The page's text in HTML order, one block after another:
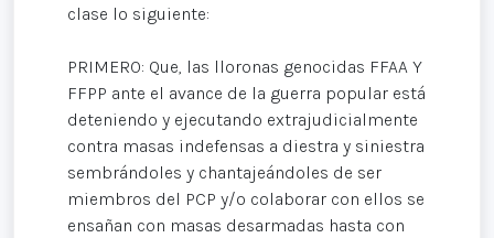
clase lo siguiente:
PRIMERO: Que, las lloronas genocidas FFAA Y
FFPP ante el avance de la guerra popular está
deteniendo y ejecutando extrajudicialmente
contra masas indefensas a diestra y siniestra
sembrándoles y chantajeándoles de ser
miembros del PCP y/o colaborar con ellos se
ensañan con masas desarmadas hasta con